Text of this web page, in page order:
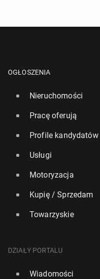
OGŁOSZENIA
Nieruchomości
Pracę oferują
Profile kandydatów
Usługi
Motoryzacja
Kupię / Sprzedam
Towarzyskie
DZIAŁY PORTALU
Wiadomości